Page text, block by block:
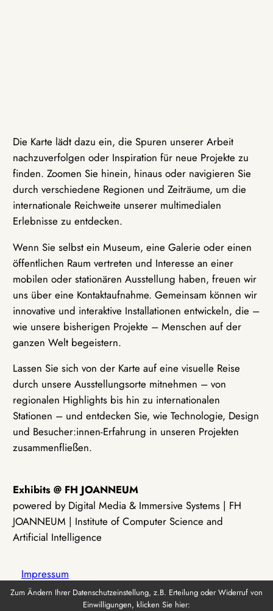
Die Karte lädt dazu ein, die Spuren unserer Arbeit
nachzuverfolgen oder Inspiration für neue Projekte zu
finden. Zoomen Sie hinein, hinaus oder navigieren Sie
durch verschiedene Regionen und Zeiträume, um die
internationale Reichweite unserer multimedialen
Erlebnisse zu entdecken.
Wenn Sie selbst ein Museum, eine Galerie oder einen
öffentlichen Raum vertreten und Interesse an einer
mobilen oder stationären Ausstellung haben, freuen wir
uns über eine Kontaktaufnahme. Gemeinsam können wir
innovative und interaktive Installationen entwickeln, die –
wie unsere bisherigen Projekte – Menschen auf der
ganzen Welt begeistern.
Lassen Sie sich von der Karte auf eine visuelle Reise
durch unsere Ausstellungsorte mitnehmen – von
regionalen Highlights bis hin zu internationalen
Stationen – und entdecken Sie, wie Technologie, Design
und Besucher:innen-Erfahrung in unseren Projekten
zusammenfließen.
Exhibits @ FH JOANNEUM
powered by Digital Media & Immersive Systems | FH
JOANNEUM | Institute of Computer Science and
Artificial Intelligence
Impressum
Zum Ändern Ihrer Datenschutzeinstellung, z.B. Erteilung oder Widerruf von
Einwilligungen, klicken Sie hier: